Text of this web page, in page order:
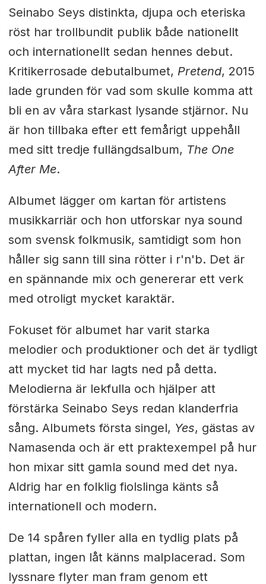
Seinabo Seys distinkta, djupa och eteriska
röst har trollbundit publik både nationellt
och internationellt sedan hennes debut.
Kritikerrosade debutalbumet, Pretend, 2015
lade grunden för vad som skulle komma att
bli en av våra starkast lysande stjärnor. Nu
är hon tillbaka efter ett femårigt uppehåll
med sitt tredje fullängdsalbum, The One
After Me.
Albumet lägger om kartan för artistens
musikkarriär och hon utforskar nya sound
som svensk folkmusik, samtidigt som hon
håller sig sann till sina rötter i r'n'b. Det är
en spännande mix och genererar ett verk
med otroligt mycket karaktär.
Fokuset för albumet har varit starka
melodier och produktioner och det är tydligt
att mycket tid har lagts ned på detta.
Melodierna är lekfulla och hjälper att
förstärka Seinabo Seys redan klanderfria
sång. Albumets första singel, Yes, gästas av
Namasenda och är ett praktexempel på hur
hon mixar sitt gamla sound med det nya.
Aldrig har en folklig fiolslinga känts så
internationell och modern.
De 14 spåren fyller alla en tydlig plats på
plattan, ingen låt känns malplacerad. Som
lyssnare flyter man fram genom ett